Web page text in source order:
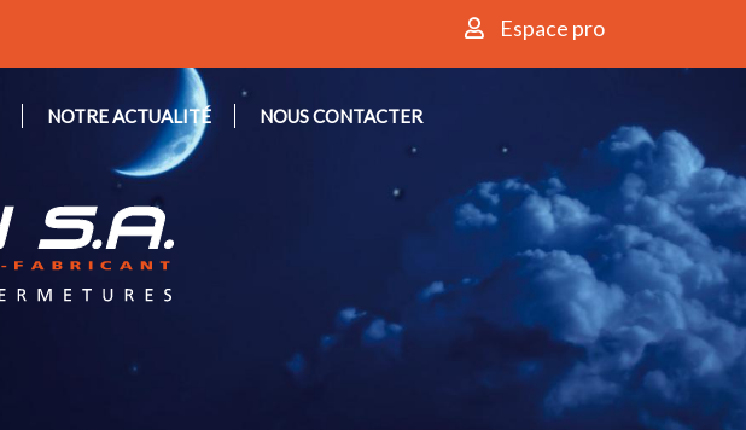
Espace pro
NOTRE ACTUALITÉ NOUS CONTACTER